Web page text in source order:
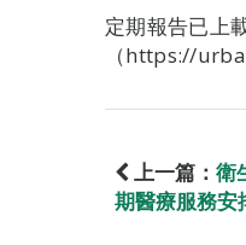
定期報告已上
（https://
上一篇： 衛
期醫療服務安